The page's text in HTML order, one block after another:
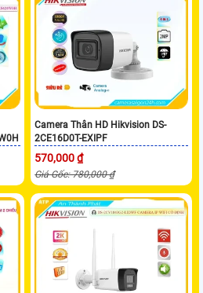
Camera Thân HD Hikvision DS-
2CE16D0T-EXIPF
570,000 ₫
Giá Gốc: 780,000 ₫